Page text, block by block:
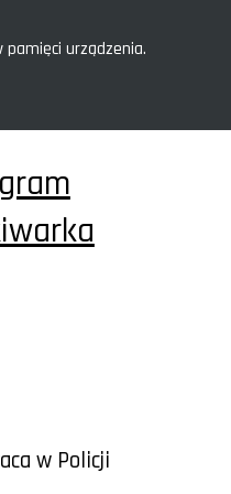
urządzenia.
w Policji